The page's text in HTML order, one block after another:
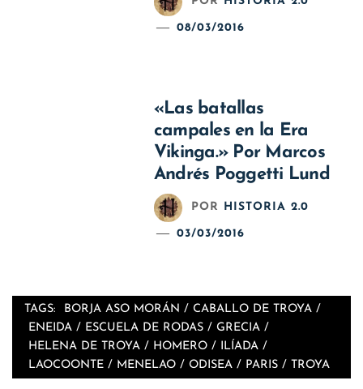
08/03/2016
«Las batallas
campales en la Era
Vikinga.» Por Marcos
Andrés Poggetti Lund
POR HISTORIA 2.0
03/03/2016
TAGS: BORJA ASO MORÁN / CABALLO DE TROYA /
ENEIDA / ESCUELA DE RODAS / GRECIA /
HELENA DE TROYA / HOMERO / ILÍADA /
LAOCOONTE / MENELAO / ODISEA / PARIS / TROYA